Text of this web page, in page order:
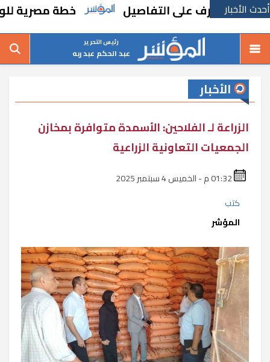
أحدث الأخبارتعرف على التفاصيل خطة مصرية للوصول لـ 30 مليون سائح بخريطتها السياحية.. تعرف
رئيس التحرير
عبد الحكم عبد ربه
الأخبار
الزراعة لـ الفلاحين: الأسمدة متوافرة بمخازن
الجمعيات التعاونية الزراعية
كتب
المؤشر